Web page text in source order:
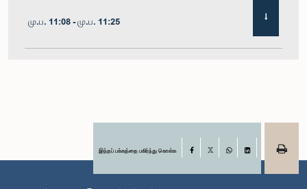
மு.ப. 11:08 - மு.ப. 11:25
மு.ப. 11:48 - பி.ப. 12:05இந்தப் பக்கத்தை பகிர்ந்து கொள்க Facebook
LinkedIn